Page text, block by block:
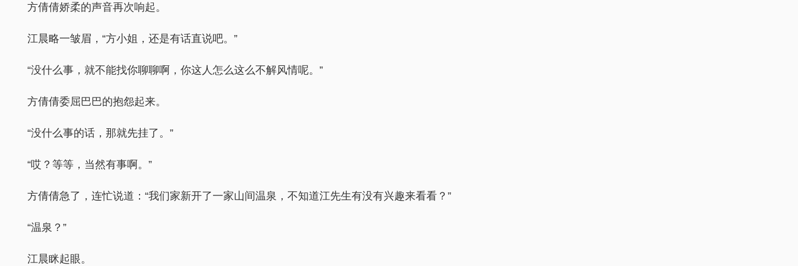
方倩倩娇柔的声音再次响起。
江晨略一皱眉，“方小姐，还是有话直说吧。”
“没什么事，就不能找你聊聊啊，你这人怎么这么不解风情呢。”
方倩倩委屈巴巴的抱怨起来。
“没什么事的话，那就先挂了。”
“哎？等等，当然有事啊。”
方倩倩急了，连忙说道：“我们家新开了一家山间温泉，不知道江先生有没有兴趣来看看？”
“温泉？”
江晨眯起眼。